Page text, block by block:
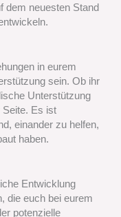
dem neuesten Stand
in eurem
sein. Ob ihr
Unterstützung
Seite. Es ist
einander zu helfen,
haben.
Entwicklung
die euch bei eurem
potenzielle